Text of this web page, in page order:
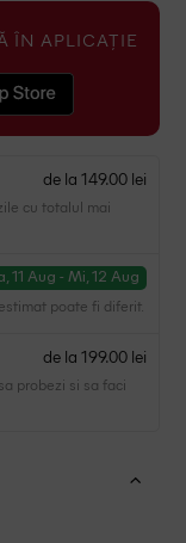
ÎN APLICAȚIE
de la 149.00 lei
cu totalul mai
11 Aug - Mi, 12 Aug
poate fi diferit.
de la 199.00 lei
probezi si sa faci